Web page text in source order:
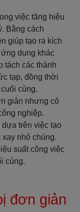
việc tăng hiệu
Bằng cách
giúp tạo ra kích
dụng khác
tách các thành
tạp, đồng thời
cùng.
giản nhưng có
nghiệp.
trên việc tạo
nhỏ chúng.
suất công việc
cùng.
đơn giản